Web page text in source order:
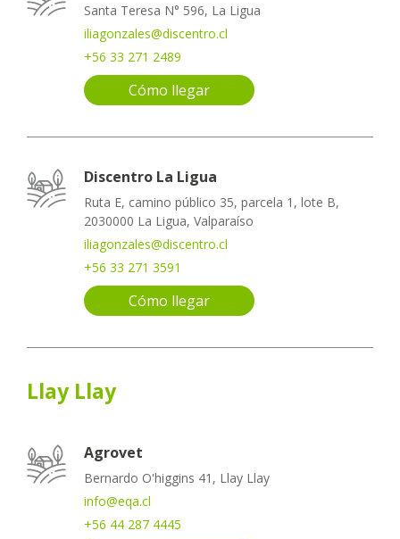
Santa Teresa N° 596, La Ligua
iliagonzales@discentro.cl
+56 33 271 2489
Cómo llegar
Discentro La Ligua
Ruta E, camino público 35, parcela 1, lote B,
2030000 La Ligua, Valparaíso
iliagonzales@discentro.cl
+56 33 271 3591
Cómo llegar
Llay Llay
Agrovet
Bernardo O'higgins 41, Llay Llay
info@eqa.cl
+56 44 287 4445